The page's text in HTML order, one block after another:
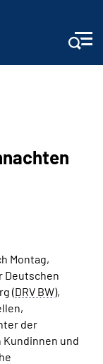
Montag,
Deutschen
(DRV BW),
der
Kundinnen und